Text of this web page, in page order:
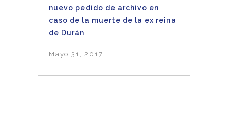
nuevo pedido de archivo en
caso de la muerte de la ex reina
de Durán
Mayo 31, 2017